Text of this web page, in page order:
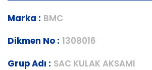
Marka : BMC
Dikmen No : 1308016
Grup Adı : SAC KULAK AKSAMI